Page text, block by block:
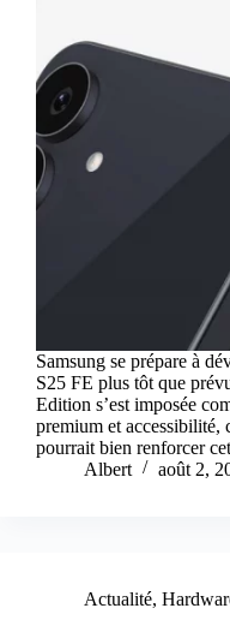
Samsung se prépare à
S25 FE plus tôt que
Edition s’est imposée
premium et accessibilité,
pourrait bien renforcer
Albert
août 2,
Actualité,